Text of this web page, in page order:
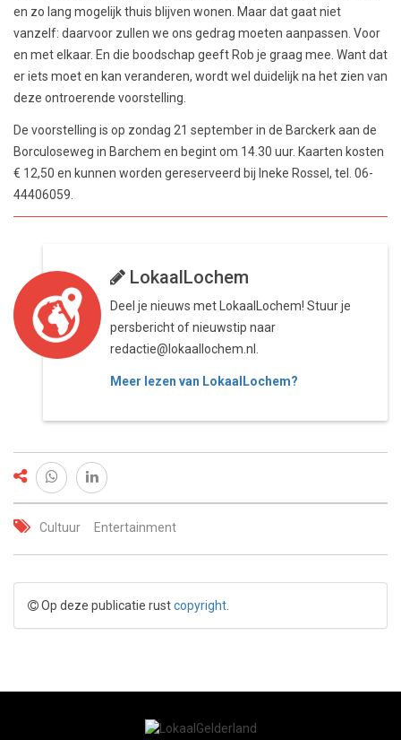
en zo lang mogelijk thuis blijven wonen. Maar dat gaat niet
vanzelf: daarvoor zullen we ons gedrag moeten aanpassen. Voor
en met elkaar. En die boodschap geeft Rob je graag mee. Want dat
er iets moet en kan veranderen, wordt wel duidelijk na het zien van
deze ontroerende voorstelling.
De voorstelling is op zondag 21 september in de Barckerk aan de
Borculoseweg in Barchem en begint om 14.30 uur. Kaarten kosten
€ 12,50 en kunnen worden gereserveerd bij Ineke Rossel, tel. 06-
44406059.
LokaalLochem
Deel je nieuws met LokaalLochem! Stuur je
persbericht of nieuwstip naar
redactie@lokaallochem.nl.
Meer lezen van LokaalLochem?
Cultuur Entertainment
Op deze publicatie rustcopyright